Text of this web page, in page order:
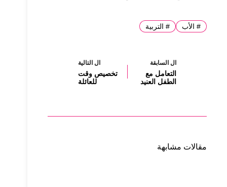
#الأب #التربية
ال السابقة
التعامل مع
الطفل العنيد
ال التالية
تخصيص وقت
للعائلة
مقالات مشابهة